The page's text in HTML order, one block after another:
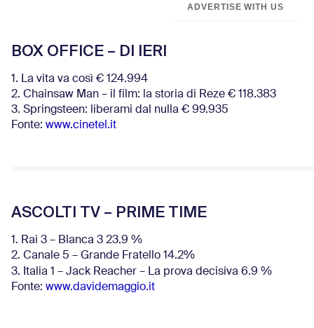
ADVERTISE WITH US
BOX OFFICE – DI IERI
1. La vita va così € 124.994
2. Chainsaw Man – il film: la storia di Reze € 118.383
3. Springsteen: liberami dal nulla € 99.935
Fonte: www.cinetel.it
ASCOLTI TV – PRIME TIME
1. Rai 3 – Blanca 3 23.9 %
2. Canale 5 – Grande Fratello 14.2%
3. Italia 1 – Jack Reacher – La prova decisiva 6.9 %
Fonte: www.davidemaggio.it